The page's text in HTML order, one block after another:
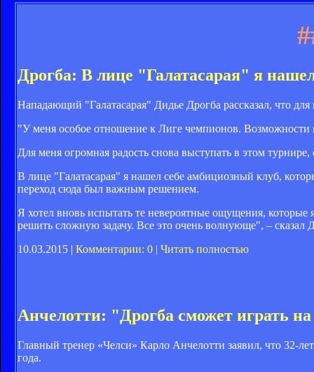
Дрогба: В лице "Галатасарая" я
Нападающий "Галатасарая" Дидье Дрогба рассказал, что
"У меня особое отношение к Лиге чемпионов. Возможности
Для меня огромная радость снова выступать в этом
В лице "Галатасарая" я нашел себе амбициозный клуб,
переход сюда был важным решением.
Я хотел вновь испытать те невероятные ощущения,
решить сложную задачу. Все это очень волнующе", – сказал
10.03.2015 | Комментарии: 0 | Читать полностью
Анчелотти: "Дрогба сможет играть
Главный тренер «Челси» Карло Анчелотти заявил, что 32-
года.